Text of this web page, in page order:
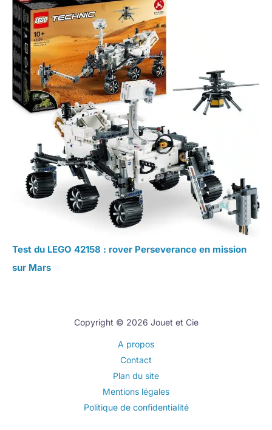
Test du LEGO 42158 : rover Perseverance en mission
sur Mars
Copyright © 2026 Jouet et Cie
A propos
Contact
Plan du site
Mentions légales
Politique de confidentialité